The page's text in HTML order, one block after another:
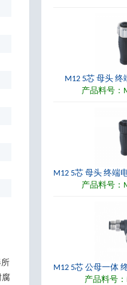
腐
M12 5芯 母头
产品料号：
产品料号：
产品料号：